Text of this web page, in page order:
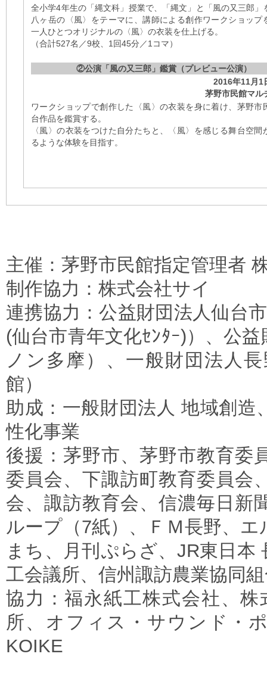
全小学4年生の「縄文科」授業で、「縄文」と「風の又三郎」
八ヶ岳の〈風〉をテーマに、講師による創作ワークショップ
一人ひとつオリジナルの〈風〉の衣装を仕上げる。
（合計527名／9校、1回45分／1コマ）
②公演「風の又三郎」鑑賞（プレビュー公演）
2016年11月1
茅野市民館マル
ワークショップで創作した〈風〉の衣装を身に着け、茅野市
台作品を鑑賞する。
〈風〉の衣装をつけた自分たちと、〈風〉を感じる舞台空間
るような体験を目指す。
主催：茅野市民館指定管理者
制作協力：株式会社サイ
連携協力：公益財団法人仙台
(仙台市青年文化ｾﾝﾀｰ)）、公
ノン多摩）、一般財団法人
館）
助成：一般財団法人 地域創造
性化事業
後援：茅野市、茅野市教育委
委員会、下諏訪町教育委員会
会、諏訪教育会、信濃毎日新
ループ（7紙）、ＦＭ長野、
まち、月刊ぷらざ、JR東日本
工会議所、信州諏訪農業協同
協力：福永紙工株式会社、
所、オフィス・サウンド・
KOIKE